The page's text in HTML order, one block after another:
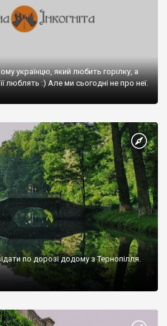
українцю, який любить горілку, а
її люблять :) Але ми сьогодні не про неї.
по дорозі додому з Тернопілля.